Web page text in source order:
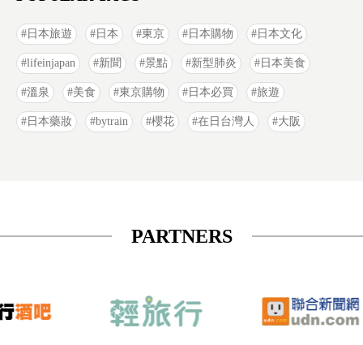
日本旅遊 日本 東京 日本購物 日本文化
lifeinjapan 新聞 景點 新型肺炎 日本美食
溫泉 美食 東京購物 日本必買 旅遊
日本藥妝 bytrain 櫻花 在日台灣人 大阪
PARTNERS